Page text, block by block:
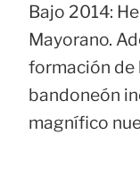
Bajo 2014:
Mayorano.
formación de
bandoneón
magnífico